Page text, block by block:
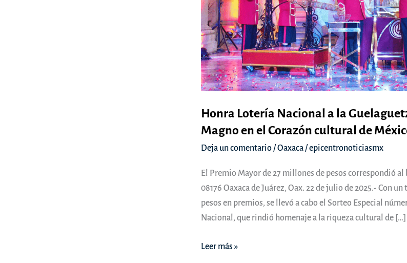
Honra Lotería Nacional a la
Magno en el Corazón cultural de
Deja un comentario/Oaxaca/epicentronoticiasmx
El Premio Mayor de 27 millones de pesos correspondió
08176 Oaxaca de Juárez, Oax. 22 de julio de 2025.- Con
pesos en premios, se llevó a cabo el Sorteo Especial
Nacional, que rindió homenaje a la riqueza cultural de […]
Honra
Leer más »